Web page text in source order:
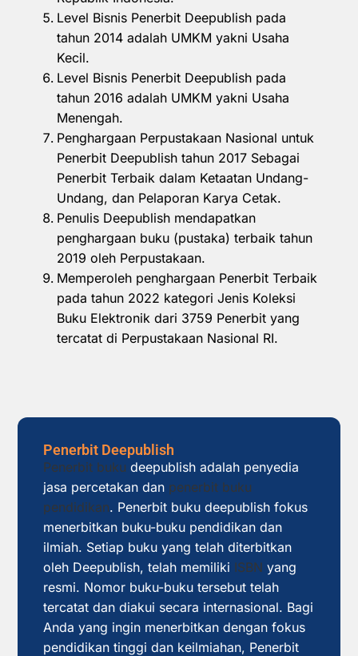
Level Bisnis Penerbit Deepublish pada
tahun 2014 adalah UMKM yakni Usaha
Kecil.
Level Bisnis Penerbit Deepublish pada
tahun 2016 adalah UMKM yakni Usaha
Menengah.
Penghargaan Perpustakaan Nasional untuk
Penerbit Deepublish tahun 2017 Sebagai
Penerbit Terbaik dalam Ketaatan Undang-
Undang, dan Pelaporan Karya Cetak.
Penulis Deepublish mendapatkan
penghargaan buku (pustaka) terbaik tahun
2019 oleh Perpustakaan.
Memperoleh penghargaan Penerbit Terbaik
pada tahun 2022 kategori Jenis Koleksi
Buku Elektronik dari 3759 Penerbit yang
tercatat di Perpustakaan Nasional RI.
Penerbit Deepublish
Penerbit buku deepublish adalah penyedia
jasa percetakan dan penerbit buku
pendidikan. Penerbit buku deepublish fokus
menerbitkan buku-buku pendidikan dan
ilmiah. Setiap buku yang telah diterbitkan
oleh Deepublish, telah memiliki ISBN yang
resmi. Nomor buku-buku tersebut telah
tercatat dan diakui secara internasional. Bagi
Anda yang ingin menerbitkan dengan fokus
pendidikan tinggi dan keilmiahan, Penerbit